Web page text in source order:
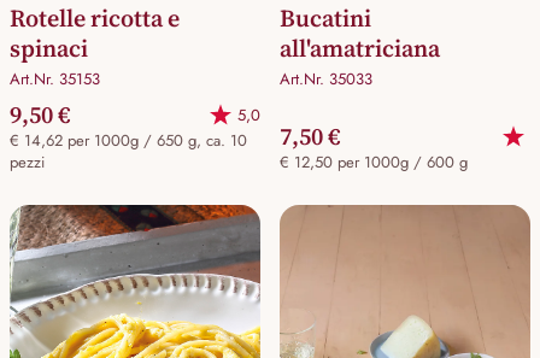
Rotelle ricotta e
spinaci
Art.Nr. 35153
9,50 €
5,0
€ 14,62 per 1000g / 650 g, ca. 10
pezzi
Bucatini
all'amatriciana
Art.Nr. 35033
7,50 €
€ 12,50 per 1000g / 600 g